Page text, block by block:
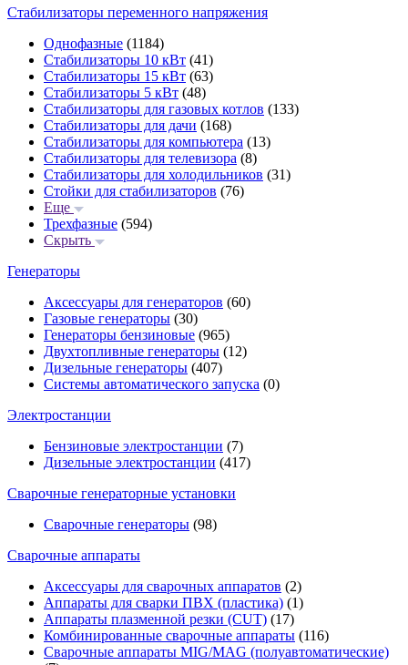
Стабилизаторы переменного напряжения
Однофазные (1184)
Стабилизаторы 10 кВт (41)
Стабилизаторы 15 кВт (63)
Стабилизаторы 5 кВт (48)
Стабилизаторы для газовых котлов (133)
Стабилизаторы для дачи (168)
Стабилизаторы для компьютера (13)
Стабилизаторы для телевизора (8)
Стабилизаторы для холодильников (31)
Стойки для стабилизаторов (76)
Еще
Трехфазные (594)
Скрыть
Генераторы
Аксессуары для генераторов (60)
Газовые генераторы (30)
Генераторы бензиновые (965)
Двухтопливные генераторы (12)
Дизельные генераторы (407)
Системы автоматического запуска (0)
Электростанции
Бензиновые электростанции (7)
Дизельные электростанции (417)
Сварочные генераторные установки
Сварочные генераторы (98)
Сварочные аппараты
Аксессуары для сварочных аппаратов (2)
Аппараты для сварки ПВХ (пластика) (1)
Аппараты плазменной резки (CUT) (17)
Комбинированные сварочные аппараты (116)
Сварочные аппараты MIG/MAG (полуавтоматические)